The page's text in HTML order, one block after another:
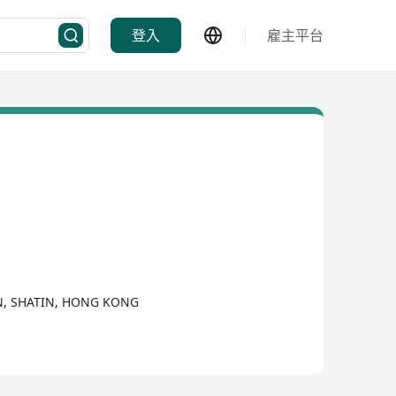
登入 雇主平台
SHATIN, HONG KONG